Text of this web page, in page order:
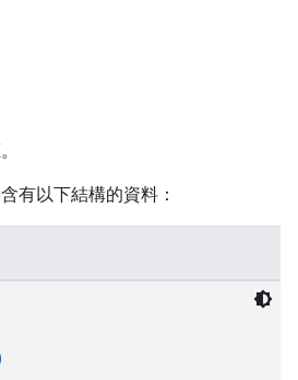
有以下結構的資料：